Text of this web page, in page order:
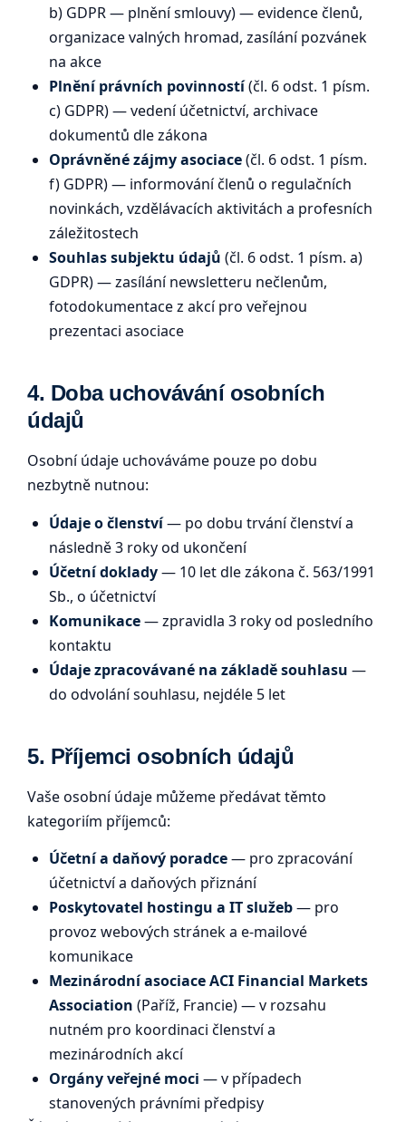
b) GDPR — plnění smlouvy) — evidence členů,
organizace valných hromad, zasílání pozvánek
na akce
Plnění právních povinností(čl. 6 odst. 1 písm.
c) GDPR) — vedení účetnictví, archivace
dokumentů dle zákona
Oprávněné zájmy asociace(čl. 6 odst. 1 písm.
f) GDPR) — informování členů o regulačních
novinkách, vzdělávacích aktivitách a profesních
záležitostech
Souhlas subjektu údajů (čl. 6 odst. 1 písm. a)
GDPR) — zasílání newsletteru nečlenům,
fotodokumentace z akcí pro veřejnou
prezentaci asociace
4. Doba uchovávání osobních
údajů
Osobní údaje uchováváme pouze po dobu
nezbytně nutnou:
Údaje o členství— po dobu trvání členství a
následně 3 roky od ukončení
Účetní doklady— 10 let dle zákona č. 563/1991
Sb., o účetnictví
Komunikace— zpravidla 3 roky od posledního
kontaktu
Údaje zpracovávané na základě souhlasu —
do odvolání souhlasu, nejdéle 5 let
5. Příjemci osobních údajů
Vaše osobní údaje můžeme předávat těmto
kategoriím příjemců:
Účetní a daňový poradce— pro zpracování
účetnictví a daňových přiznání
Poskytovatel hostingu a IT služeb— pro
provoz webových stránek a e-mailové
komunikace
Mezinárodní asociace ACI Financial Markets
Association (Paříž, Francie) — v rozsahu
nutném pro koordinaci členství a
mezinárodních akcí
Orgány veřejné moci — v případech
stanovených právními předpisy